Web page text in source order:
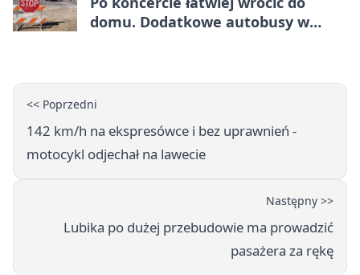
domu. Dodatkowe autobusy w
<< Poprzedni
142 km/h na ekspresówce i bez uprawnień -
motocykl odjechał na lawecie
Następny >>
Lubika po dużej przebudowie ma prowadzić
pasażera za rękę